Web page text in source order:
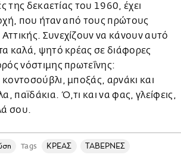
της δεκαετίας του 1960, έχει
που ήταν από τους πρώτους
Συνεχίζουν να κάνουν αυτό
καλά, ψητό κρέας σε διάφορες
νόστιμης πρωτεΐνης:
μποξάς, αρνάκι και
παϊδάκια. Ό,τι και να φας, γλείφεις,
σου.
Tags ΚΡΕΑΣ ΤΑΒΕΡΝΕΣ